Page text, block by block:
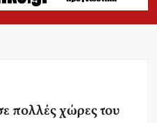
πολλές χώρες του